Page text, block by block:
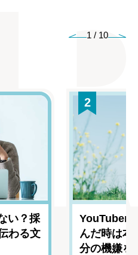
1 / 10
い？採
わる文
2
YouTuber
んだ時は
分の機嫌を